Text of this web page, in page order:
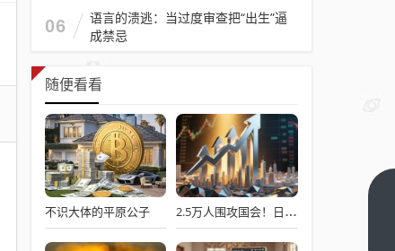
06
语言的溃逃：当过度审查把“出生”逼
成禁忌
随便看看
不识大体的平原公子 2.5万人围攻国会！日本民众怒了：让她下台！